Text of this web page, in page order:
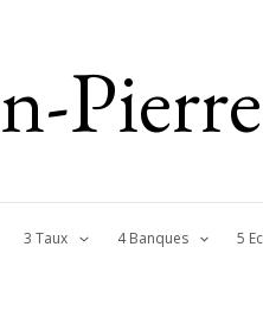
3 Taux 4 Banques 5